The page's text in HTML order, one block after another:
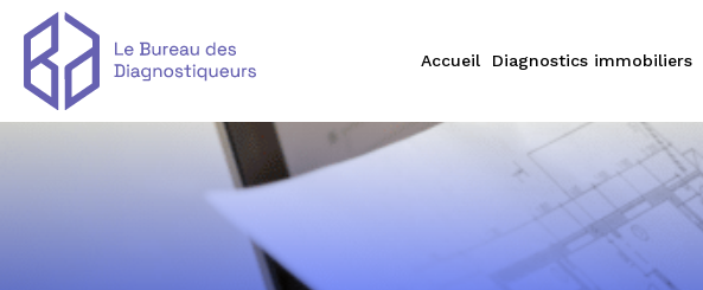
Accueil Diagnostics immobiliers